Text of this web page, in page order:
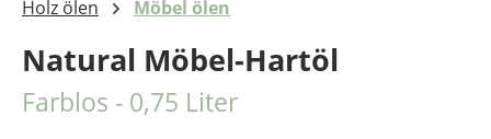
Holz ölen Möbel ölen
Natural Möbel-Hartöl
Farblos - 0,75 Liter